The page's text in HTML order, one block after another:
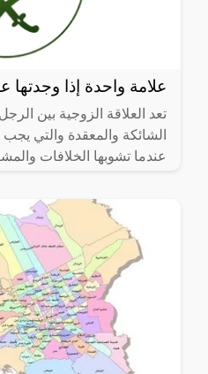
علامة واحدة إذا وجدتها
تعد العلاقة الزوجية بين
الشائكة والمعقدة والتي
عندما تشوبها الخلافات